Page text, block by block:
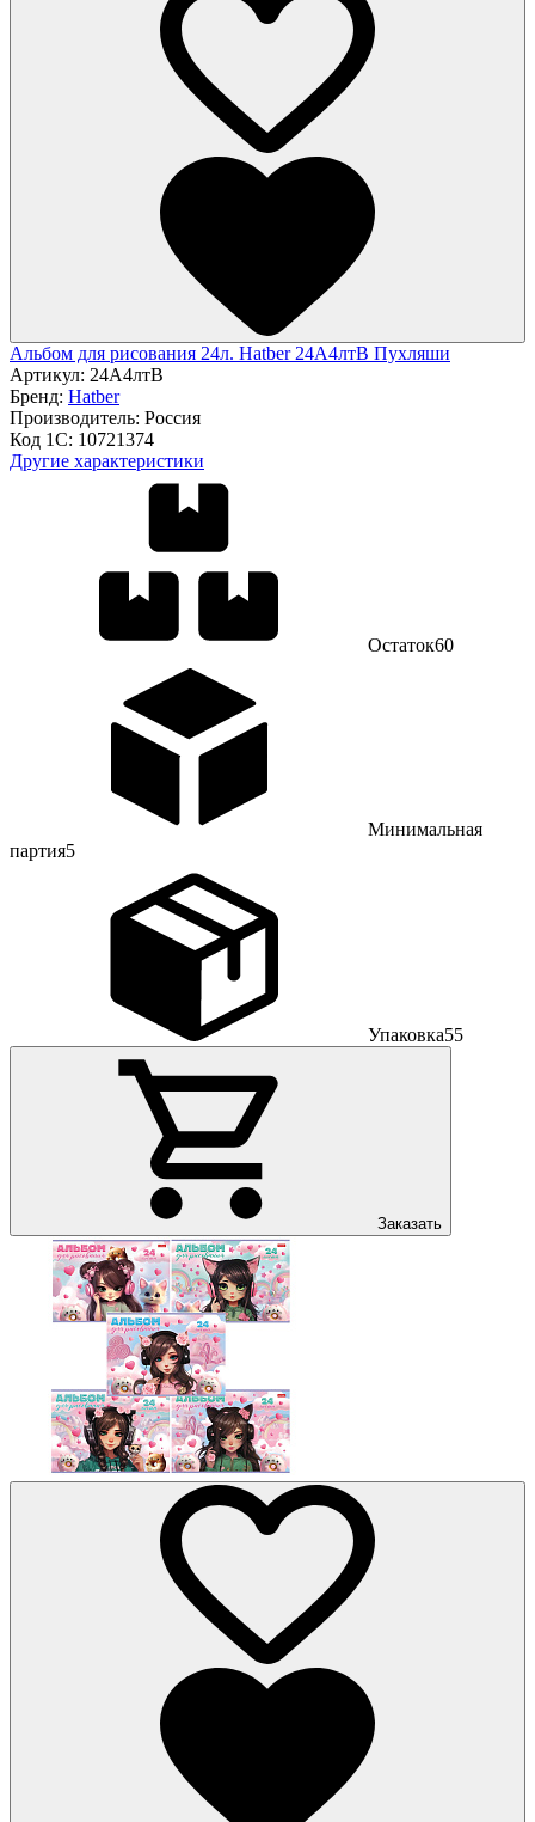
Альбом для рисования 24л. Hatber 24А4лтВ Пухляши
Артикул: 24А4лтВ
Бренд: Hatber
Производитель: Россия
Код 1С: 10721374
Другие характеристики
Остаток60
Минимальная
партия5
Упаковка55
Заказать